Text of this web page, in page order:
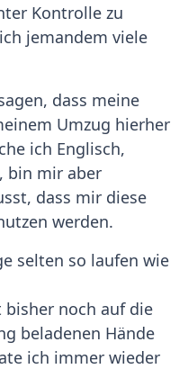
Kontrolle zu
jemandem viele
dass meine
Umzug hierher
ich Englisch,
bin mir aber
dass mir diese
werden.
selten so laufen wie
noch auf die
beladenen Hände
ich immer wieder